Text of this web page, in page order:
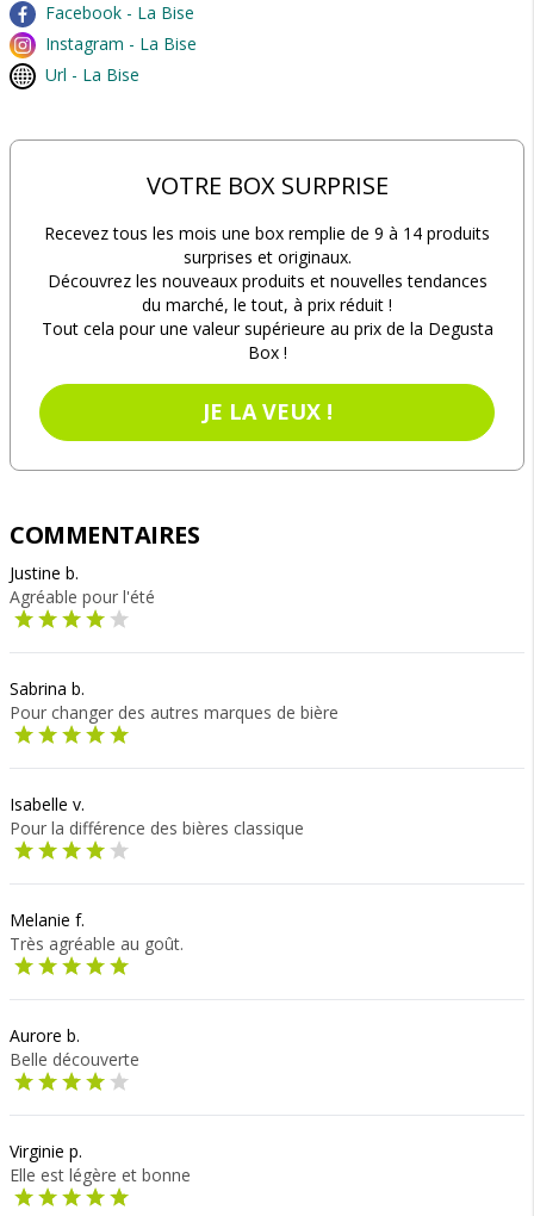
Facebook - La Bise
Instagram - La Bise
Url - La Bise
VOTRE BOX SURPRISE
Recevez tous les mois une box remplie de 9 à 14 produits
surprises et originaux.
Découvrez les nouveaux produits et nouvelles tendances
du marché, le tout, à prix réduit !
Tout cela pour une valeur supérieure au prix de la Degusta
Box !
JE LA VEUX !
COMMENTAIRES
Justine b.
Agréable pour l'été
Sabrina b.
Pour changer des autres marques de bière
Isabelle v.
Pour la différence des bières classique
Melanie f.
Très agréable au goût.
Aurore b.
Belle découverte
Virginie p.
Elle est légère et bonne